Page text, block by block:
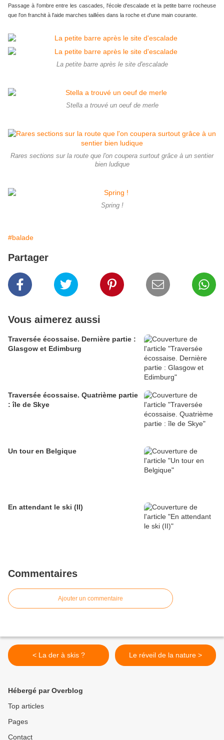
Passage à l'ombre entre les cascades, l'école d'escalade et la petite barre rocheuse
que l'on franchit à l'aide marches taillées dans la roche et d'une main courante.
La petite barre après le site d'escalade
Stella a trouvé un oeuf de merle
Rares sections sur la route que l'on coupera surtout grâce à un sentier
bien ludique
Spring !
#balade
Partager
Vous aimerez aussi
Traversée écossaise. Dernière partie :
Glasgow et Edimburg
Traversée écossaise. Quatrième partie
: île de Skye
Un tour en Belgique
En attendant le ski (II)
Commentaires
Ajouter un commentaire
< La der à skis ? Le réveil de la nature >
Hébergé par Overblog
Top articles
Pages
Contact